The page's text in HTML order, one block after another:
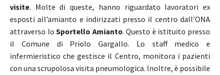
visite. Molte di queste, hanno riguardato lavoratori ex
esposti all’amianto e indirizzati presso il centro dall’ONA
attraverso lo Sportello Amianto. Questo è istituito presso
il Comune di Priolo Gargallo. Lo staff medico e
infermieristico che gestisce il Centro, monitora i pazienti
con una scrupolosa visita pneumologica. Inoltre, è possibile